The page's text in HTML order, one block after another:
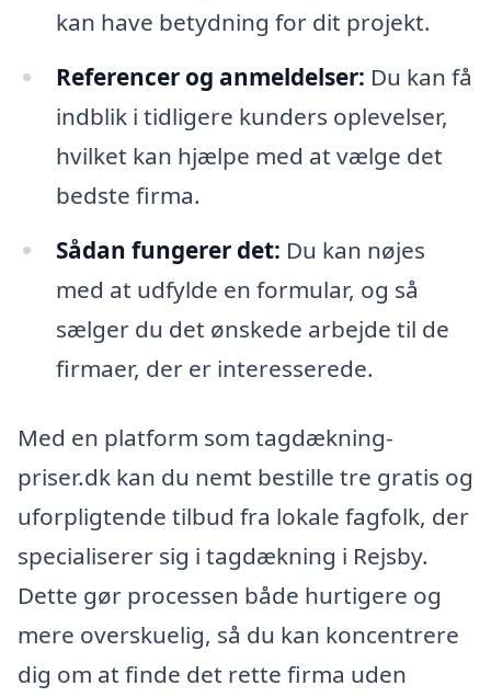
kan have betydning for dit projekt.
Referencer og anmeldelser: Du kan få
indblik i tidligere kunders oplevelser,
hvilket kan hjælpe med at vælge det
bedste firma.
Sådan fungerer det: Du kan nøjes
med at udfylde en formular, og så
sælger du det ønskede arbejde til de
firmaer, der er interesserede.
Med en platform som tagdækning-
priser.dk kan du nemt bestille tre gratis og
uforpligtende tilbud fra lokale fagfolk, der
specialiserer sig i tagdækning i Rejsby.
Dette gør processen både hurtigere og
mere overskuelig, så du kan koncentrere
dig om at finde det rette firma uden